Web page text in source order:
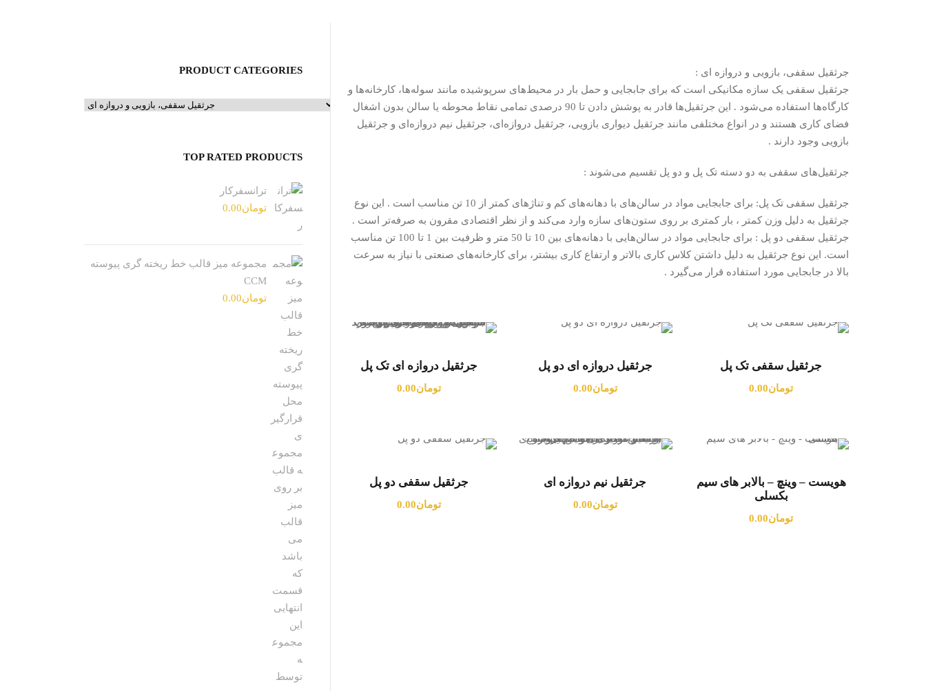
جرثقیل سقفی، بازویی و دروازه ای :
جرثقیل سقفی یک سازه مکانیکی است که برای جابجایی و حمل بار در محیط‌های سرپوشیده مانند سوله‌ها، کارخانه‌ها و
کارگاه‌ها استفاده می‌شود . این جرثقیل‌ها قادر به پوشش دادن تا 90 درصدی تمامی نقاط محوطه یا سالن بدون اشغال
فضای کاری هستند و در انواع مختلفی مانند جرثقیل دیواری بازویی، جرثقیل دروازه‌ای، جرثقیل نیم دروازه‌ای و جرثقیل
بازویی وجود دارند .
جرثقیل‌های سقفی به دو دسته تک پل و دو پل تقسیم می‌شوند :
جرثقیل سقفی تک پل: برای جابجایی مواد در سالن‌های با دهانه‌های کم و تناژهای کمتر از 10 تن مناسب است . این نوع
جرثقیل به دلیل وزن کمتر ، بار کمتری بر روی ستون‌های سازه وارد می‌کند و از نظر اقتصادی مقرون به صرفه‌تر است .
جرثقیل سقفی دو پل : برای جابجایی مواد در سالن‌هایی با دهانه‌های بین 10 تا 50 متر و ظرفیت بین 1 تا 100 تن مناسب
است. این نوع جرثقیل به دلیل داشتن کلاس کاری بالاتر و ارتفاع کاری بیشتر، برای کارخانه‌های صنعتی با نیاز به سرعت
بالا در جابجایی مورد استفاده قرار می‌گیرد .
جرثقیل دروازه ای تک پل
تومان0.00
جرثقیل دروازه ای دو پل
تومان0.00
جرثقیل سقفی تک پل
تومان0.00
جرثقیل سقفی دو پل
تومان0.00
جرثقیل نیم دروازه ای
تومان0.00
هویست – وینچ – بالابر های سیم
بکسلی
تومان0.00
PRODUCT CATEGORIES
TOP RATED PRODUCTS
ترانسفرکار
تومان0.00
مجموعه میز قالب خط ریخته گری پیوسته
CCM
تومان0.00